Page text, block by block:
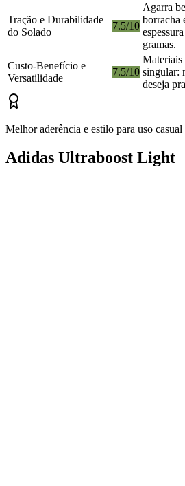
Tração e Durabilidade
do Solado
7.5/10
Agarra
borracha
gramas.
Custo-Benefício e
Versatilidade
7.5/10
Materiais
singular:
deseja
Melhor aderência e estilo para uso
Adidas Ultraboost Light